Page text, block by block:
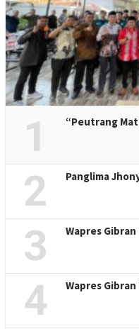
1 “Peutrang
2 Panglima
3 Wapres
4 Wapres